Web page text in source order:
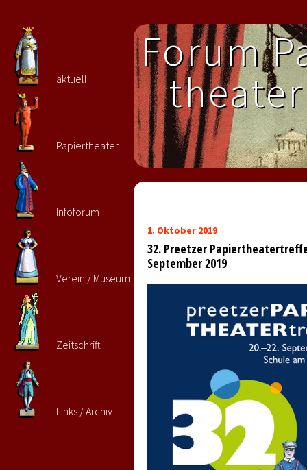
aktuell
Papiertheater
Infoforum
Verein / Museum
Zeitschrift
Links / Archiv
Forum
theater
1. Oktober 2019
32. Preetzer
September 2019